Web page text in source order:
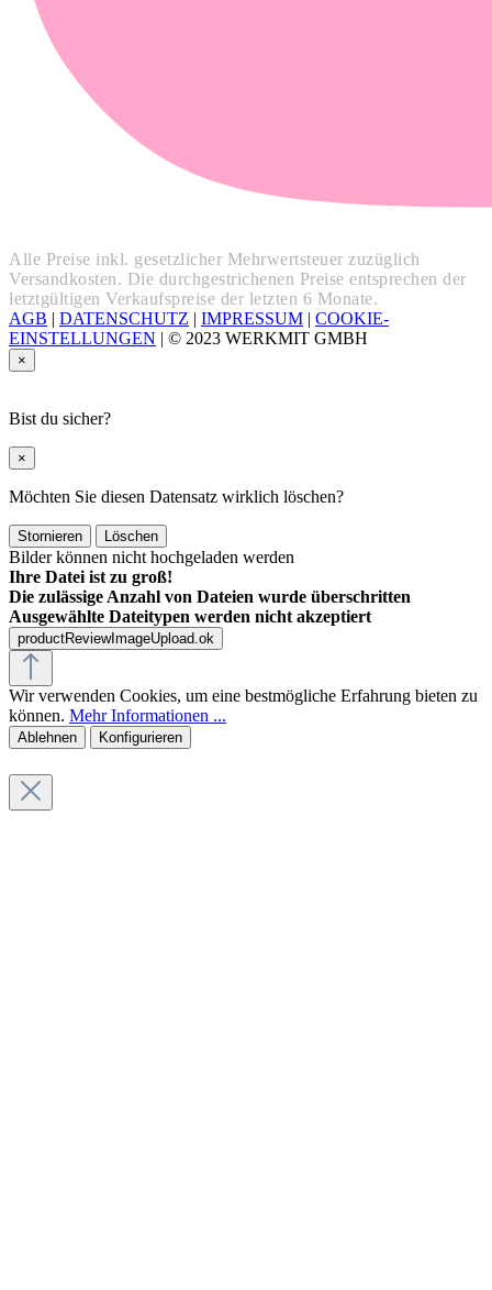
Alle Preise inkl. gesetzlicher Mehrwertsteuer zuzüglich
Versandkosten. Die durchgestrichenen Preise entsprechen der
letztgültigen Verkaufspreise der letzten 6 Monate.
AGB | DATENSCHUTZ | IMPRESSUM | COOKIE-
EINSTELLUNGEN | © 2023 WERKMIT GMBH
×
Bist du sicher?
×
Möchten Sie diesen Datensatz wirklich löschen?
Stornieren Löschen
Bilder können nicht hochgeladen werden
Ihre Datei ist zu groß!
Die zulässige Anzahl von Dateien wurde überschritten
Ausgewählte Dateitypen werden nicht akzeptiert
productReviewImageUpload.ok
Wir verwenden Cookies, um eine bestmögliche Erfahrung bieten zu
können. Mehr Informationen ...
Ablehnen Konfigurieren